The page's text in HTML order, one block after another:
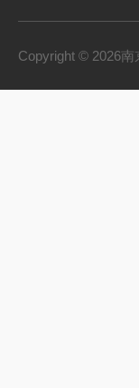
Copyright © 2026